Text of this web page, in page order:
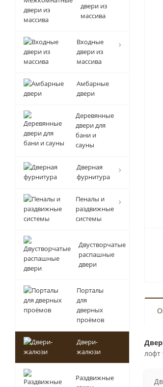
лофт
двери из
массива
Входные
двери из
массива
Амбарные
двери
Деревянные
двери для
бани и
сауны
Дверная
фурнитура
Пеналы и
раздвижные
системы
Двустворчатые
распашные
двери
Порталы
для
дверных
проёмов
Двери-
жалюзи
Раздвижные